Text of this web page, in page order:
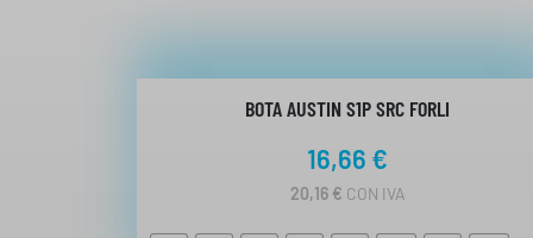
BOTA AUSTIN S1P SRC FORLI
16,66 €
20,16 € CON IVA